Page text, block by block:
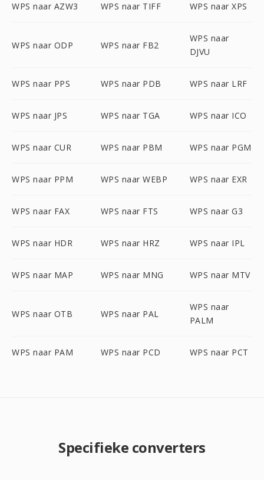
WPS naar AZW3 WPS naar TIFF WPS naar XPS
WPS naar ODP WPS naar FB2
WPS naar
DJVU
WPS naar PPS WPS naar PDB WPS naar LRF
WPS naar JPS WPS naar TGA WPS naar ICO
WPS naar CUR WPS naar PBM WPS naar PGM
WPS naar PPM WPS naar WEBP WPS naar EXR
WPS naar FAX WPS naar FTS WPS naar G3
WPS naar HDR WPS naar HRZ WPS naar IPL
WPS naar MAP WPS naar MNG WPS naar MTV
WPS naar OTB WPS naar PAL
WPS naar
PALM
WPS naar PAM WPS naar PCD WPS naar PCT
Specifieke converters